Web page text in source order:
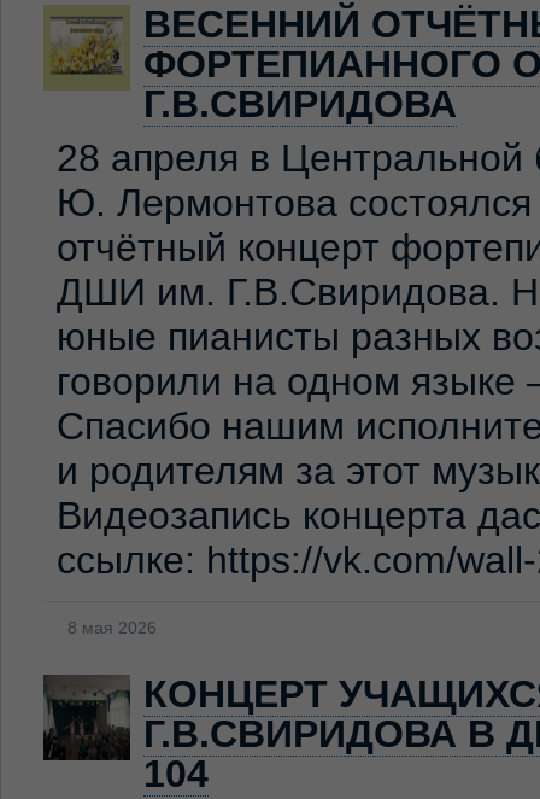
ВЕСЕННИЙ
ФОРТЕПИАННОГО
Г.В.СВИРИДОВА
28 апреля в
Ю. Лермонтова состоялся
отчётный концерт
ДШИ им. Г.В.Свиридова.
юные пианисты разных
говорили на одном
Спасибо нашим
и родителям за этот
Видеозапись концерта
ссылке: https://vk.com/
8 мая 2026
КОНЦЕРТ
Г.В.СВИРИДОВА В
104